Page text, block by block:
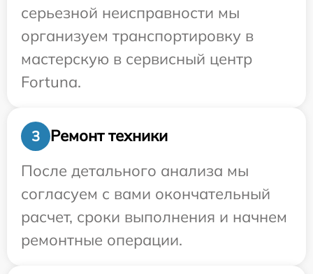
серьезной неисправности мы
организуем транспортировку в
мастерскую в сервисный центр
Fortuna.
3
Ремонт техники
После детального анализа мы
согласуем с вами окончательный
расчет, сроки выполнения и начнем
ремонтные операции.